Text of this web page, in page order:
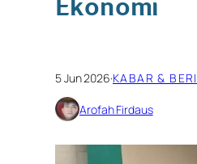
Ekonomi
5 Jun 2026·KABAR &
Arofah Firdaus